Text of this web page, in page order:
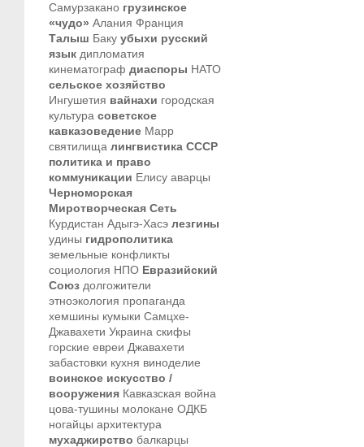
Самурзакано грузинское
«чудо» Алания Франция
Талыш Баку убыхи русский
язык дипломатия
кинематограф диаспоры НАТО
сельское хозяйство
Ингушетия вайнахи городская
культура советское
кавказоведение Марр
святилища лингвистика СССР
политика и право
коммуникации Елису аварцы
Черноморская
Миротворческая Сеть
Курдистан Адыгэ-Хасэ лезгины
удины гидрополитика
земельные конфликты
социология НПО Евразийский
Союз долгожители
этноэкология пропаганда
хемшины кумыки Самцхе-
Джавахети Украина скифы
горские евреи Джавахети
забастовки кухня виноделие
воинское искусство /
вооружения Кавказская война
цова-тушины молокане ОДКБ
ногайцы архитектура
мухаджирство балкарцы